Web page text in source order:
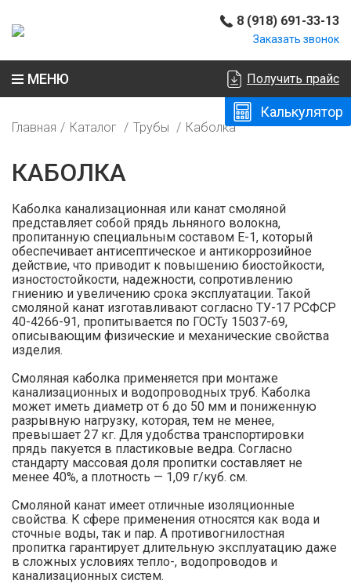
8 (918) 691-33-13
Заказать звонок
Калькулятор
МЕНЮ Получить прайс
Главная Каталог Трубы Каболка
КАБОЛКА
Каболка канализационная или канат смоляной
представляет собой прядь льняного волокна,
пропитанную специальным составом Е-1, который
обеспечивает антисептическое и антикоррозийное
действие, что приводит к повышению биостойкости,
изностостойкости, надежности, сопротивлению
гниению и увеличению срока эксплуатации. Такой
смоляной канат изготавливают согласно ТУ-17 РСФСР
40-4266-91, пропитывается по ГОСТу 15037-69,
описывающим физические и механические свойства
изделия.
Cмоляная каболка применяется при монтаже
канализационных и водопроводных труб. Каболка
может иметь диаметр от 6 до 50 мм и пониженную
разрывную нагрузку, которая, тем не менее,
превышает 27 кг. Для удобства транспортировки
прядь пакуется в пластиковые ведра. Согласно
стандарту массовая доля пропитки составляет не
менее 40%, а плотность — 1,09 г/куб. см.
Смоляной канат имеет отличные изоляционные
свойства. К сфере применения относятся как вода и
сточные воды, так и пар. А противогнилостная
пропитка гарантирует длительную эксплуатацию даже
в сложных условиях тепло-, водопроводов и
канализационных систем.